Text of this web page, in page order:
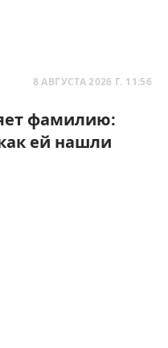
8 АВГУСТА 2026 Г. 11:56
фамилию:
ей нашли